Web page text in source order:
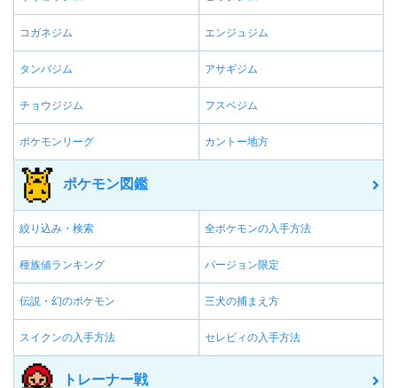
コガネジム エンジュジム
タンバジム アサギジム
チョウジジム フスベジム
ポケモンリーグ カントー地方
ポケモン図鑑
絞り込み・検索 全ポケモンの入手方法
種族値ランキング バージョン限定
伝説・幻のポケモン 三犬の捕まえ方
スイクンの入手方法 セレビィの入手方法
トレーナー戦